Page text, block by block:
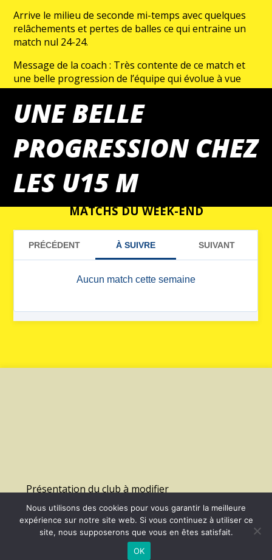
UNE BELLE
PROGRESSION CHEZ
LES U15 M
Arrive le milieu de seconde mi-temps avec quelques
relâchements et pertes de balles ce qui entraine un
match nul 24-24.
Message de la coach : Très contente de ce match et
une belle progression de l’équipe qui évolue à vue
d’oeil.
MATCHS DU WEEK-END
Présentation du club à modifier
2026 - Us Lagny Montevrain Handball | Site internet réalisé par
Nous utilisons des cookies pour vous garantir la meilleure
expérience sur notre site web. Si vous continuez à utiliser ce
site, nous supposerons que vous en êtes satisfait.
OK